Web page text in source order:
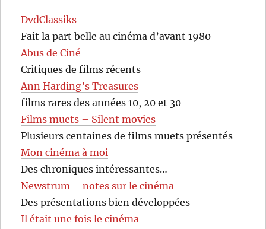
DvdClassiks
Fait la part belle au cinéma d’avant 1980
Abus de Ciné
Critiques de films récents
Ann Harding’s Treasures
films rares des années 10, 20 et 30
Films muets – Silent movies
Plusieurs centaines de films muets présentés
Mon cinéma à moi
Des chroniques intéressantes…
Newstrum – notes sur le cinéma
Des présentations bien développées
Il était une fois le cinéma